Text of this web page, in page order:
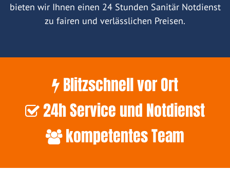
bieten wir Ihnen einen 24 Stunden Sanitär Notdienst
zu fairen und verlässlichen Preisen.
Blitzschnell vor Ort
24h Service und Notdienst
kompetentes Team